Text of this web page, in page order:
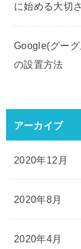
に始める大切
Google(グー
の設置方法
アーカイブ
2020年12月
2020年8月
2020年4月